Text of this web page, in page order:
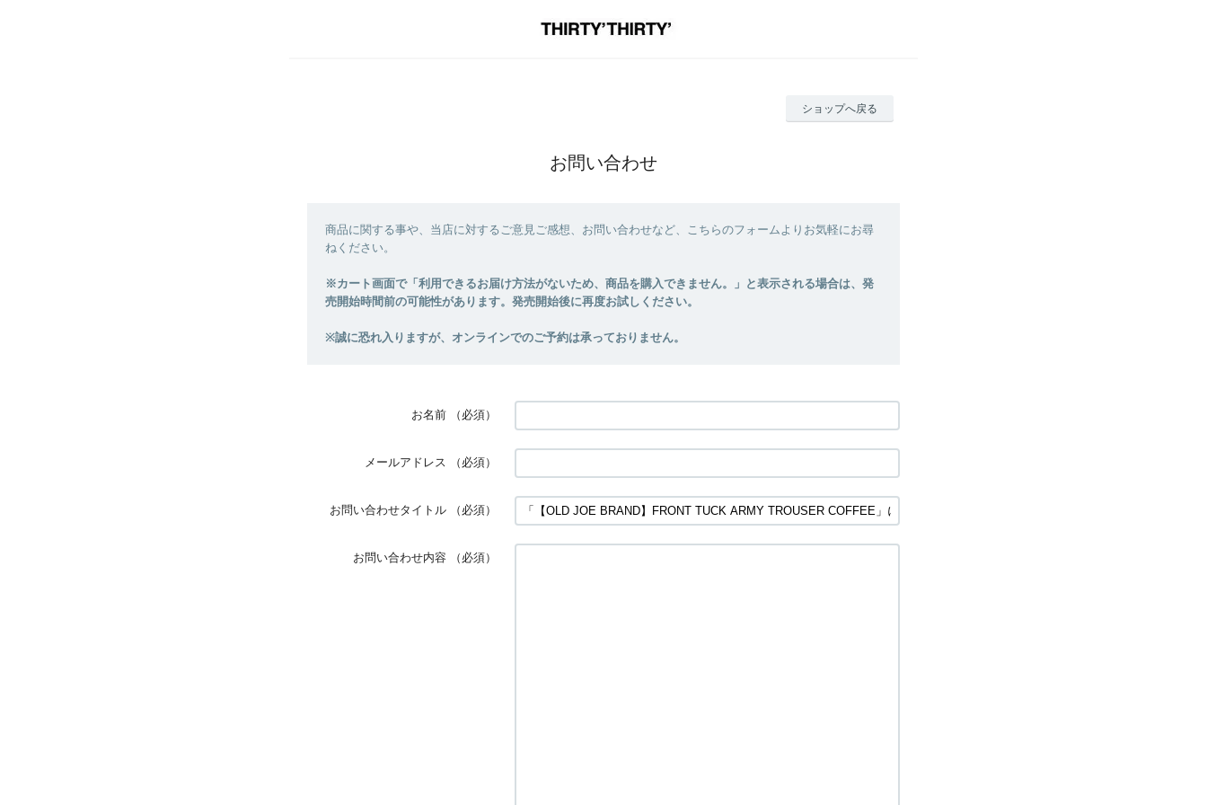
ショップへ戻る
お問い合わせ
商品に関する事や、当店に対するご意見ご感想、お問い合わせなど、こちらのフォームよりお気軽にお尋
ねください。
お名前 （必須）
メールアドレス （必須）
お問い合わせタイトル （必須）
お問い合わせ内容 （必須）